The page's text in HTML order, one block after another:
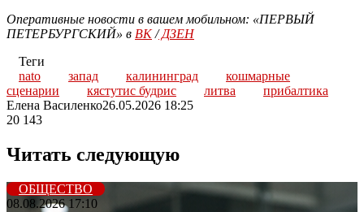
Оперативные новости в вашем мобильном: «ПЕРВЫЙ
ПЕТЕРБУРГСКИЙ» в ВК/ДЗЕН
Теги
nato
запад калининград
кошмарные
сценарии
кястутис будрис литва
прибалтика
Елена Василенко26.05.2026 18:25
20 143
Читать следующую
ОБЩЕСТВО
08.08.2026 17:10